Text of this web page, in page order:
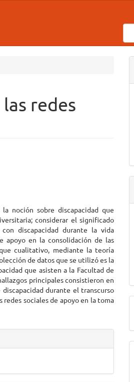
redes
noción sobre discapacidad que
considerar el significado
discapacidad durante la vida
apoyo en la consolidación de las
cualitativo, mediante la teoría
de datos que se utilizó es la
que asisten a la Facultad de
principales consistieron en
durante el transcurso
sociales de apoyo en la toma